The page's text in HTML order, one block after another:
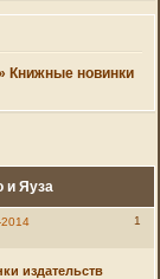
Книжные новинки
и Яуза
1
издательств